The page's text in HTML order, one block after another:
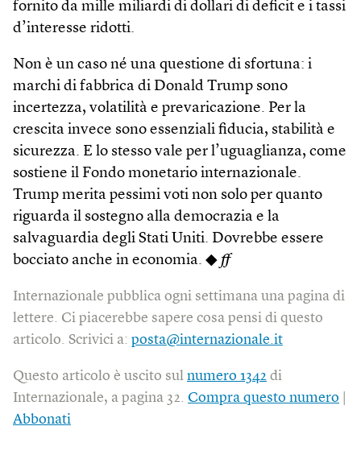
fornito da mille miliardi di dollari di deficit e i tassi
d’interesse ridotti.
Non è un caso né una questione di sfortuna: i
marchi di fabbrica di Donald Trump sono
incertezza, volatilità e prevaricazione. Per la
crescita invece sono essenziali fiducia, stabilità e
sicurezza. E lo stesso vale per l’uguaglianza, come
sostiene il Fondo monetario internazionale.
Trump merita pessimi voti non solo per quanto
riguarda il sostegno alla democrazia e la
salvaguardia degli Stati Uniti. Dovrebbe essere
bocciato anche in economia. ◆ ff
Internazionale pubblica ogni settimana una pagina di
lettere. Ci piacerebbe sapere cosa pensi di questo
articolo. Scrivici a: posta@internazionale.it
Questo articolo è uscito sul numero 1342 di
Internazionale, a pagina 32. Compra questo numero
Abbonati